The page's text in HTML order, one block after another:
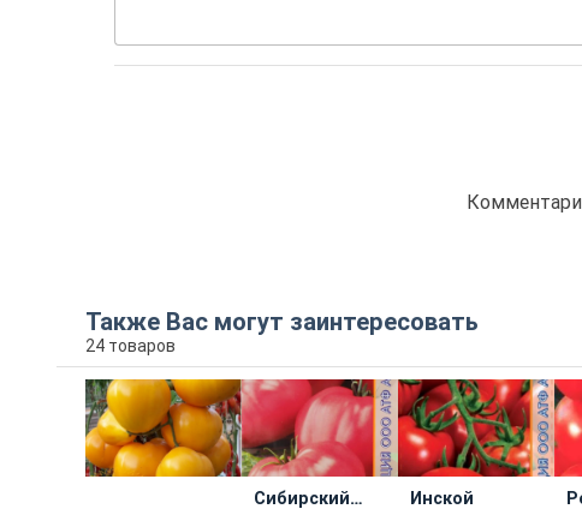
Также Вас могут заинтересовать
24 товаров
Сибирский
Инской